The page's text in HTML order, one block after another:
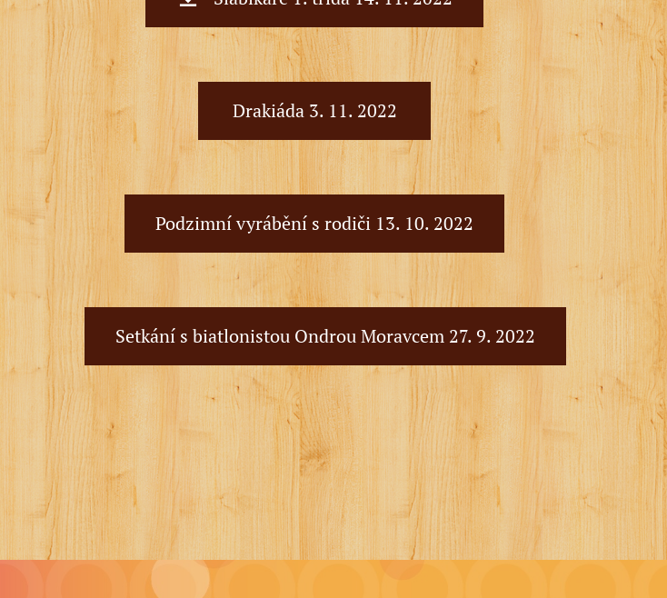
Drakiáda 3. 11. 2022
Podzimní vyrábění s rodiči 13. 10. 2022
Setkání s biatlonistou Ondrou Moravcem 27. 9. 2022